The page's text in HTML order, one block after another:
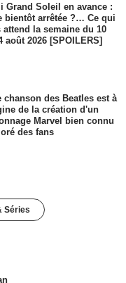
Grand Soleil en avance :
bientôt arrêtée ?… Ce qui
attend la semaine du 10
août 2026 [SPOILERS]
chanson des Beatles est à
de la création d'un
Marvel bien connu
des fans
Séries